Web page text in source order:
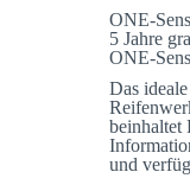
ONE-
5 Jahre
ONE-
Das
beinhaltet
und